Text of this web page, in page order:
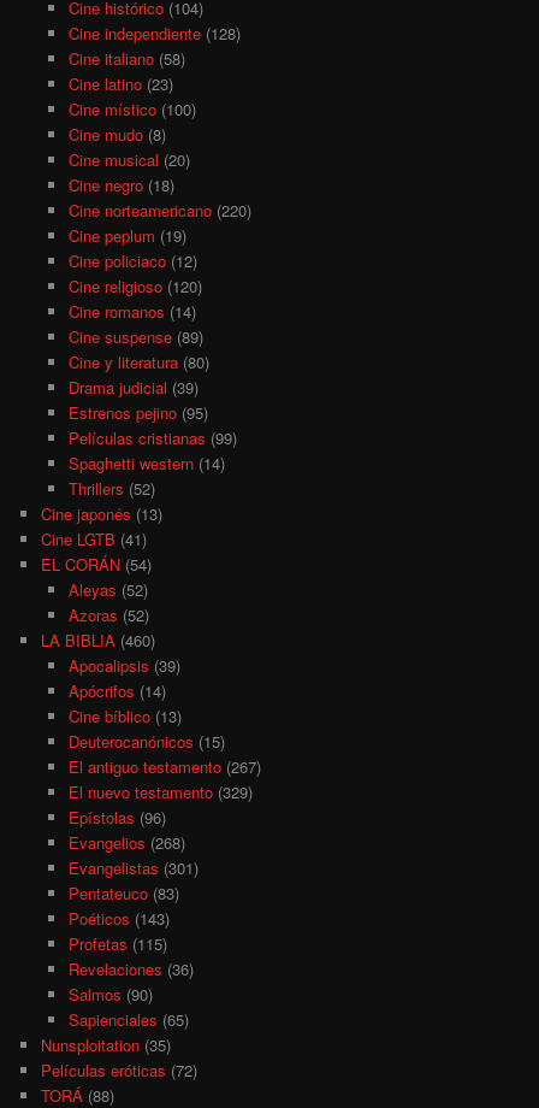
Cine histórico(104)
Cine independiente(128)
Cine italiano(58)
Cine latino(23)
Cine místico(100)
Cine mudo(8)
Cine musical (20)
Cine negro(18)
Cine norteamericano(220)
Cine peplum (19)
Cine policiaco(12)
Cine religioso(120)
Cine romanos (14)
Cine suspense(89)
Cine y literatura(80)
Drama judicial (39)
Estrenos pejino(95)
Películas cristianas (99)
Spaghetti western(14)
Thrillers (52)
Cine japonés (13)
Cine LGTB (41)
EL CORÁN (54)
Aleyas (52)
Azoras (52)
LA BIBLIA (460)
Apocalipsis (39)
Apócrifos (14)
Cine bíblico(13)
Deuterocanónicos (15)
El antiguo testamento(267)
El nuevo testamento(329)
Epístolas (96)
Evangelios (268)
Evangelistas (301)
Pentateuco(83)
Poéticos (143)
Profetas (115)
Revelaciones (36)
Salmos (90)
Sapienciales (65)
Nunsploitation (35)
Películas eróticas (72)
TORÁ (88)